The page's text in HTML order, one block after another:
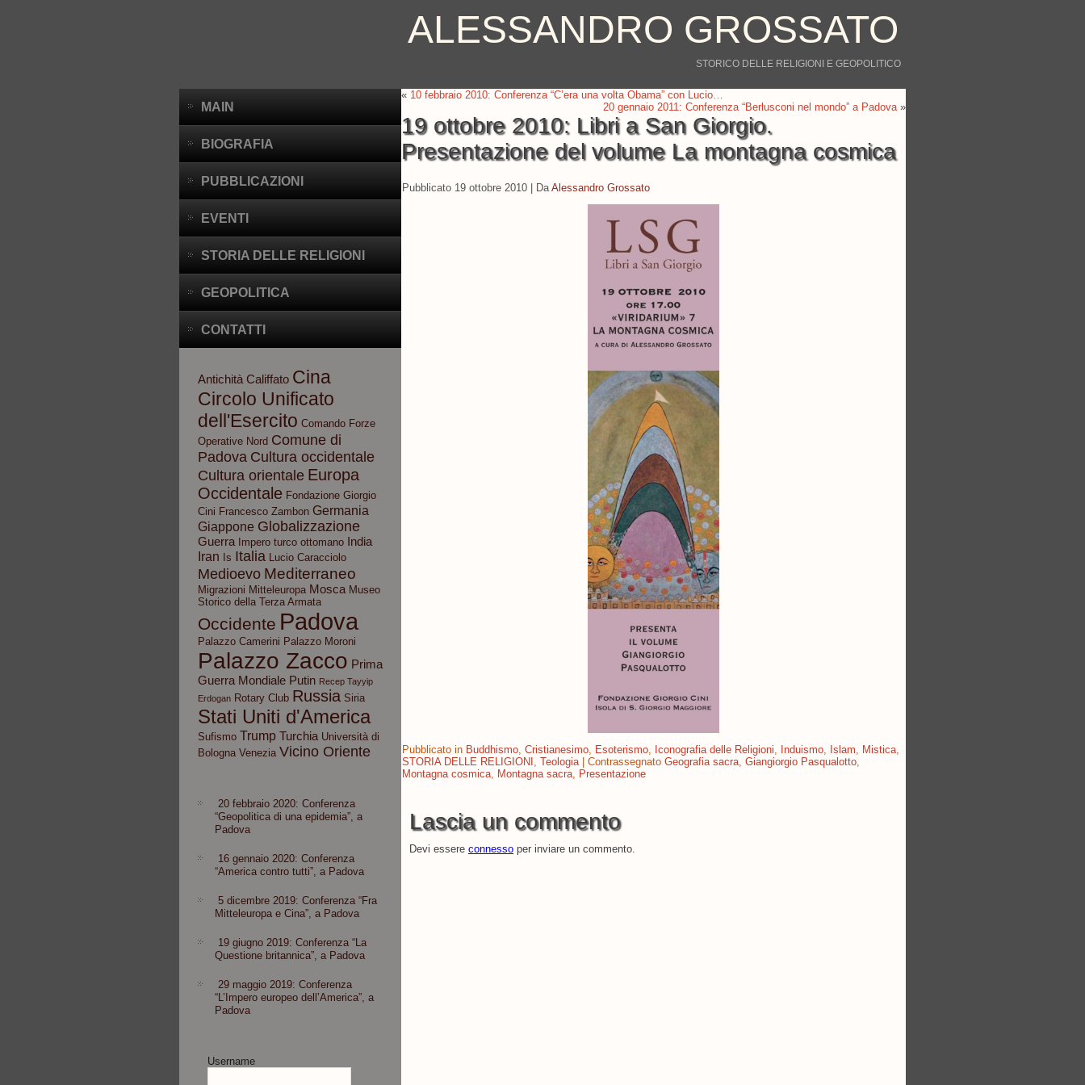
ALESSANDRO GROSSATO
STORICO DELLE RELIGIONI E GEOPOLITICO
MAIN
BIOGRAFIA
PUBBLICAZIONI
EVENTI
STORIA DELLE RELIGIONI
GEOPOLITICA
CONTATTI
Antichità Califfato Cina
Circolo Unificato
dell'Esercito Comando Forze
Operative Nord Comune di
Padova Cultura occidentale
Cultura orientale Europa
Occidentale Fondazione Giorgio
Cini Francesco Zambon Germania
Giappone Globalizzazione
Guerra Impero turco ottomano India
Iran Is Italia Lucio Caracciolo
Medioevo Mediterraneo
Migrazioni Mitteleuropa Mosca Museo
Storico della Terza Armata
Occidente Padova
Palazzo Camerini Palazzo Moroni
Palazzo Zacco Prima
Guerra Mondiale Putin Recep Tayyip
Erdogan Rotary Club Russia Siria
Stati Uniti d'America
Sufismo Trump Turchia Università di
Bologna Venezia Vicino Oriente
20 febbraio 2020: Conferenza
“Geopolitica di una epidemia”, a
Padova
16 gennaio 2020: Conferenza
“America contro tutti”, a Padova
5 dicembre 2019: Conferenza “Fra
Mitteleuropa e Cina”, a Padova
19 giugno 2019: Conferenza “La
Questione britannica”, a Padova
29 maggio 2019: Conferenza
“L’Impero europeo dell’America”, a
Padova
Username
« 10 febbraio 2010: Conferenza “C’era una volta Obama” con Lucio…
20 gennaio 2011: Conferenza “Berlusconi nel mondo” a Padova»
19 ottobre 2010: Libri a San Giorgio.
Presentazione del volume La montagna cosmica
Pubblicato 19 ottobre 2010 Da Alessandro Grossato
Pubblicato in Buddhismo, Cristianesimo, Esoterismo, Iconografia delle Religioni, Induismo, Islam, Mistica,
STORIA DELLE RELIGIONI , Teologia| Contrassegnato Geografia sacra, Giangiorgio Pasqualotto,
Montagna cosmica, Montagna sacra, Presentazione
Lascia un commento
Devi essere connesso per inviare un commento.